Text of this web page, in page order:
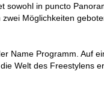
sowohl in puncto
Möglichkeiten
Name Programm.
Welt des Freestylens